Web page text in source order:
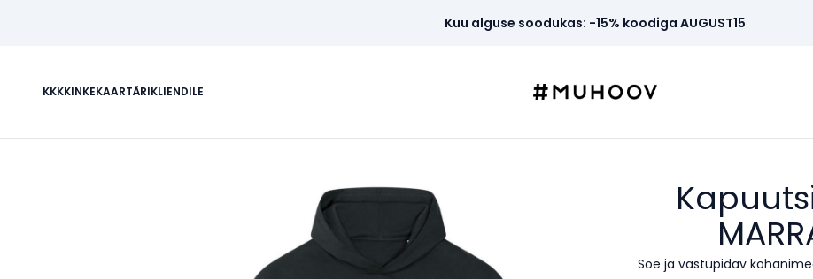
Kuu alguse soodukas: -15% koodiga AUGUST15
KKKKINKEKAARTÄRIKLIENDILE
Soe ja vastupidav